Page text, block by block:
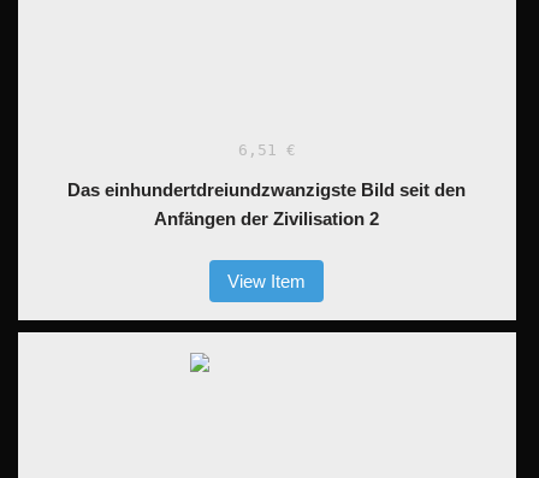
6,51 €
Das einhundertdreiundzwanzigste Bild seit den
Anfängen der Zivilisation 2
View Item